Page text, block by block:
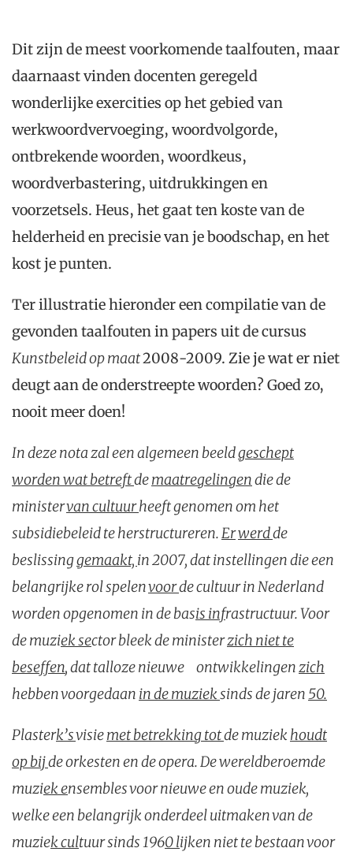
Dit zijn de meest voorkomende taalfouten, maar
daarnaast vinden docenten geregeld
wonderlijke exercities op het gebied van
werkwoordvervoeging, woordvolgorde,
ontbrekende woorden, woordkeus,
woordverbastering, uitdrukkingen en
voorzetsels. Heus, het gaat ten koste van de
helderheid en precisie van je boodschap, en het
kost je punten.
Ter illustratie hieronder een compilatie van de
gevonden taalfouten in papers uit de cursus
Kunstbeleid op maat2008-2009. Zie je wat er niet
deugt aan de onderstreepte woorden? Goed zo,
nooit meer doen!
In deze nota zal een algemeen beeldgeschept
worden wat betreftdemaatregelingendie de
ministervan cultuurheeft genomen om het
subsidiebeleid te herstructureren.Erwerdde
beslissinggemaakt, in 2007, dat instellingen die een
belangrijke rol spelenvoorde cultuur in Nederland
worden opgenomen in de basis infrastructuur. Voor
de muziek sector bleek de ministerzich niet te
beseffen, dat talloze nieuwe ontwikkelingenzich
hebben voorgedaan in de muzieksinds de jaren50.
Plasterk’svisiemet betrekking totde muziek houdt
op bijde orkesten en de opera. De wereldberoemde
muziek ensembles voor nieuwe en oude muziek,
welke een belangrijk onderdeel uitmaken van de
muziek cultuur sinds 1960 lijken niet te bestaan voor